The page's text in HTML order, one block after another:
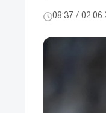
08:37 /